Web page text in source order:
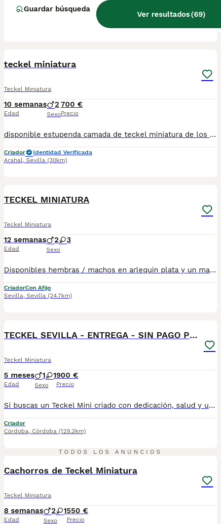
Guardar búsqueda
Ver resultados(69)
(73.1km)
teckel miniatura
Teckel Miniatura
10 semanas
Edad
2
Sexo
700 €
Precio
disponible estupenda camada de teckel miniatura de los mas pequeños y bonitos en esta raza color chocolate color muy especial con una linea y genetica impresionante estan vacunados desparasitado y con la cartilla del veterinario hacemos envio a toda españa con posibilidad de contrarembolso llamanos y te informamos cachorros criado en ambiente familiar todos nuestros cachorros se entregan con contrato
Criador
Identidad Verificada
Arahal, Sevilla (30km)
TECKEL MINIATURA
Teckel Miniatura
12 semanas
Edad
2 3
Sexo
Disponibles hembras / machos en arlequin plata y un macho negro fuego. Se entregan con su documentación al día , posibilidad de envio a la peninsula . Más información llamadas o whatsapp 673 011 600 Macho negro fuego 550 Arlequines plata machos 790 y hembra 890€
CriadorCon Afijo
Sevilla, Sevilla (24.7km)
TECKEL SEVILLA - ENTREGA - SIN PAGO POR ADELANTADO
Teckel Miniatura
5 meses
Edad
1 1
Sexo
900 €
Precio
Si buscas un Teckel Mini criado con dedicación, salud y una excelente socialización desde sus primeras semanas de vida, estaremos encantados de ayudarte. 🚚 Realizamos entregas en toda España, con especial frecuencia en Andalucía: Sevilla, Málaga, Cádiz, Córdoba, Granada, Jaén, Huelva y Almería. También entregamos habitualmente en Marbella, Jerez de la Frontera, Estepona, Fuengirola, Benalmádena, Mijas, Dos Hermanas y cualquier punto de España. Entrega 100% a contrarreembolso. No tendrás que adelantar el importe del cachorro. Lo recibirás en la puerta de tu casa mediante transporte especializado y podrás comprobar que todo está correcto antes de realizar el pago. Nuestros cachorros se entregan: ✅ Vacunados y desparasitados según su edad. ✅ Con microchip, cartilla veterinaria y documentación al día. ✅ Revisados veterinariamente antes de salir de nuestras instalaciones. ✅ Procedentes de excelentes líneas, seleccionadas por salud, carácter y morfología. ✅ Perfectamente socializados y acostumbrados al contacto diario con personas. ✅ Iniciados en el aprendizaje para hacer sus necesidades sobre empapador, facilitando su adaptación al nuevo hogar.670864332
Criador
Córdoba, Córdoba (129.2km)
TODOS LOS ANUNCIOS
Cachorros de Teckel Miniatura
Teckel Miniatura
8 semanas
Edad
2 1
Sexo
550 €
Precio